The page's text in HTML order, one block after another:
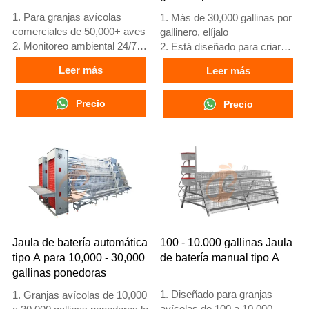
5. Recepción /WhatsApp
NO. : +8618830120193
1. Para granjas avícolas
comerciales de 50,000+ aves
2. Monitoreo ambiental 24/7
3. Mejora en conversión
alimenticia del 15-20%
4. Incremento en producción
de huevos del 10%
5. Número de
+8618830120193
Leer más
Precio
1. Más de 30,000 gallinas por
gallinero, elíjalo
2. Está diseñado para criar
pollos de 12 o 16 semanas de
edad hasta gallinas
ponedoras adultas
3. Su vida útil es de más de
25 años
24 horas. El número de
WhatsApp es
+8618830120193, +234
8111199996
Leer más
Precio
Jaula de batería automática
tipo A para 10,000 - 30,000
gallinas ponedoras
1. Granjas avícolas de 10,000
100 - 10.000 gallinas Jaula
de batería manual tipo A
1. Diseñado para granjas